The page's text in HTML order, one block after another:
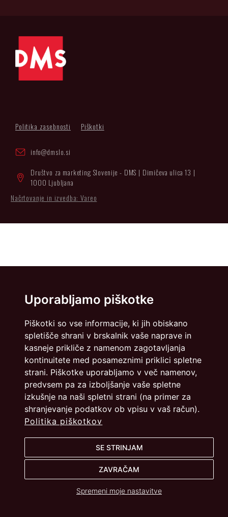
Uporabljamo piškotke
Piškotki so vse informacije, ki jih obiskano
spletišče shrani v brskalnik vaše naprave in
kasneje prikliče z namenom zagotavljanja
kontinuitete med posameznimi priklici spletne
strani. Piškotke uporabljamo v več namenov,
predvsem pa za izboljšanje vaše spletne
izkušnje na naši spletni strani (na primer za
shranjevanje podatkov ob vpisu v vaš račun).
Politika piškotkov
SE STRINJAM
ZAVRAČAM
Spremeni moje nastavitve
Politika zasebnosti Piškotki
info@dmslo.si
Društvo za marketing Slovenije - DMS | Dimičeva ulica 13 |
1000 Ljubljana
Načrtovanje in izvedba: Vareo